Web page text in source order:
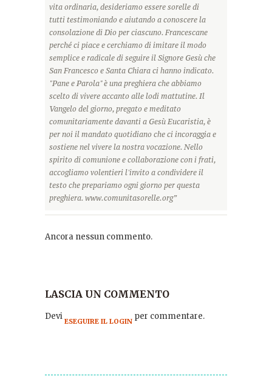
vita ordinaria, desideriamo essere sorelle di
tutti testimoniando e aiutando a conoscere la
consolazione di Dio per ciascuno. Francescane
perché ci piace e cerchiamo di imitare il modo
semplice e radicale di seguire il Signore Gesù che
San Francesco e Santa Chiara ci hanno indicato.
"Pane e Parola" è una preghiera che abbiamo
scelto di vivere accanto alle lodi mattutine. Il
Vangelo del giorno, pregato e meditato
comunitariamente davanti a Gesù Eucaristia, è
per noi il mandato quotidiano che ci incoraggia e
sostiene nel vivere la nostra vocazione. Nello
spirito di comunione e collaborazione con i frati,
accogliamo volentieri l'invito a condividere il
testo che prepariamo ogni giorno per questa
preghiera. www.comunitasorelle.org”
Ancora nessun commento.
LASCIA UN COMMENTO
Devi ESEGUIRE IL LOGIN per commentare.